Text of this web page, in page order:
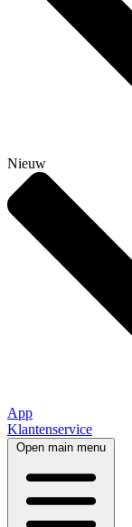
Nieuw
App
Klantenservice
Open main menu